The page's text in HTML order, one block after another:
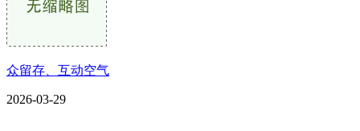
众留存、互动空气
2026-03-29